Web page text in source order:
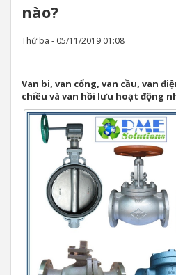
nào?
Thứ ba - 05/11/2019 01:08
Van bi, van cổng, van cầu, van
chiều và van hồi lưu hoạt động